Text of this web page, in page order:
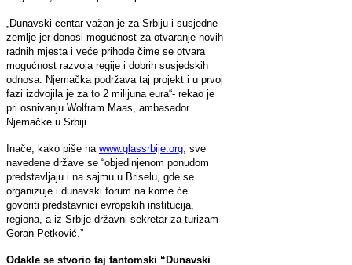
„Dunavski centar važan je za Srbiju i susjedne
zemlje jer donosi mogućnost za otvaranje novih
radnih mjesta i veće prihode čime se otvara
mogućnost razvoja regije i dobrih susjedskih
odnosa. Njemačka podržava taj projekt i u prvoj
fazi izdvojila je za to 2 milijuna eura“- rekao je
pri osnivanju Wolfram Maas, ambasador
Njemačke u Srbiji.
Inače, kako piše na www.glassrbije.org , sve
navedene države se “objedinjenom ponudom
predstavljaju i na sajmu u Briselu, gde se
organizuje i dunavski forum na kome će
govoriti predstavnici evropskih institucija,
regiona, a iz Srbije državni sekretar za turizam
Goran Petković.”
Odakle se stvorio taj fantomski “Dunavski